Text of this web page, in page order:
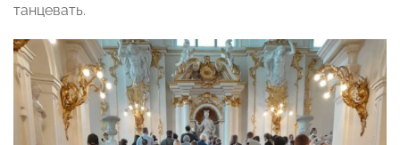
танцевать.